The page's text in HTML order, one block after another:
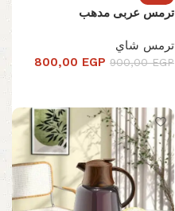
ترمس عربى مدهب
ترمس شاي
900,00EGP
800,00 EGP